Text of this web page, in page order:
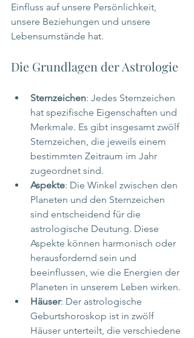
Einfluss auf unsere Persönlichkeit,
unsere Beziehungen und unsere
Lebensumstände hat.
Die Grundlagen der Astrologie
Sternzeichen: Jedes Sternzeichen
hat spezifische Eigenschaften und
Merkmale. Es gibt insgesamt zwölf
Sternzeichen, die jeweils einem
bestimmten Zeitraum im Jahr
zugeordnet sind.
Aspekte: Die Winkel zwischen den
Planeten und den Sternzeichen
sind entscheidend für die
astrologische Deutung. Diese
Aspekte können harmonisch oder
herausfordernd sein und
beeinflussen, wie die Energien der
Planeten in unserem Leben wirken.
Häuser: Der astrologische
Geburtshoroskop ist in zwölf
Häuser unterteilt, die verschiedene